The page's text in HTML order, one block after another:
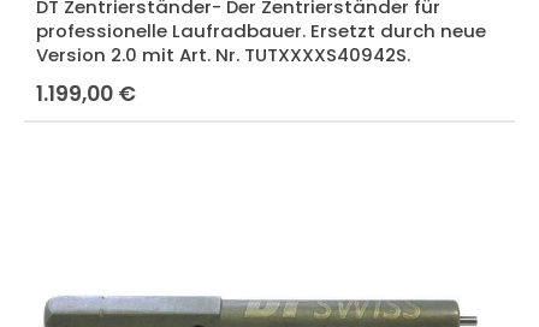
DT Zentrierständer- Der Zentrierständer für
professionelle Laufradbauer. Ersetzt durch neue
Version 2.0 mit Art. Nr. TUTXXXXS40942S.
Regulärer Preis:
1.199,00 €